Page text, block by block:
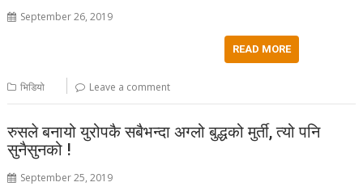
September 26, 2019
READ MORE
भिडियो Leave a comment
रुसले बनायो युरोपकै सबैभन्दा अग्लो बुद्धको मुर्ती, त्यो पनि
सुनैसुनको !
September 25, 2019